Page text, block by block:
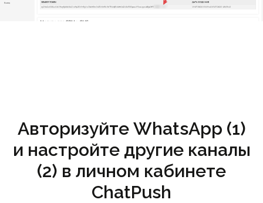
Авторизуйте WhatsApp (1)
и настройте другие каналы
(2) в личном кабинете
ChatPush